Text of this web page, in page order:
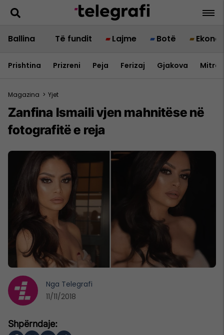
Ballina Të fundit Lajme Botë
Prishtina Prizreni Peja Ferizaj Gjakova
Magazina > Yjet
Zanfina Ismaili vjen mahnitëse në
fotografitë e reja
Nga Telegrafi
11/11/2018